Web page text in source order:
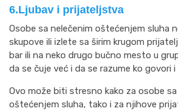
6.Ljubav i prijateljstva
Osobe sa nelečenim oštećenjem sluha
skupove ili izlete sa širim krugom
bar ili na neko drugo bučno mesto u
da se čuje već i da se razume ko govori
Ovo može biti stresno kako za osobe
oštećenjem sluha, tako i za njihove